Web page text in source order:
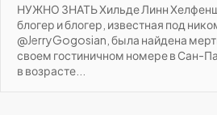
НУЖНО ЗНАТЬ Хильде Линн
блогер и блогер, известная под
@JerryGogosian, была найдена
своем гостиничном номере в Сан-
в возрасте...